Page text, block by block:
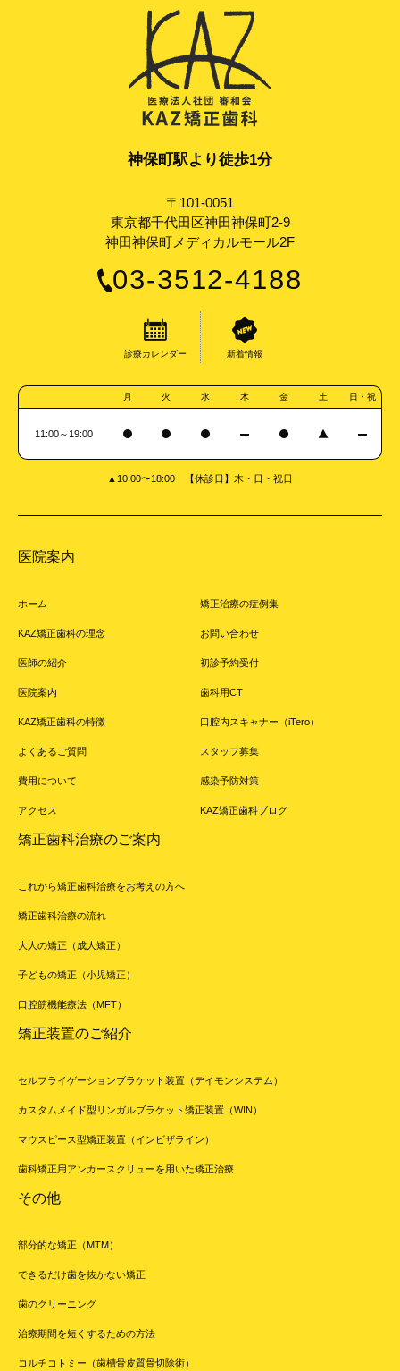
神保町駅より徒歩1分
〒101-0051
東京都千代田区神田神保町2-9
神田神保町メディカルモール2F
03-3512-4188
診療カレンダー 新着情報
月 火 水 木 金 土 日・祝
11:00～19:00
▲10:00〜18:00 【休診日】木・日・祝日
医院案内
ホーム
KAZ矯正歯科の理念
医師の紹介
医院案内
KAZ矯正歯科の特徴
よくあるご質問
費用について
アクセス
矯正治療の症例集
お問い合わせ
初診予約受付
歯科用CT
口腔内スキャナー（iTero）
スタッフ募集
感染予防対策
KAZ矯正歯科ブログ
矯正歯科治療のご案内
これから矯正歯科治療をお考えの方へ
矯正歯科治療の流れ
大人の矯正（成人矯正）
子どもの矯正（小児矯正）
口腔筋機能療法（MFT）
矯正装置のご紹介
セルフライゲーションブラケット装置（デイモンシステム）
カスタムメイド型リンガルブラケット矯正装置（WIN）
マウスピース型矯正装置（インビザライン）
歯科矯正用アンカースクリューを用いた矯正治療
その他
部分的な矯正（MTM）
できるだけ歯を抜かない矯正
歯のクリーニング
治療期間を短くするための方法
コルチコトミー（歯槽骨皮質骨切除術）